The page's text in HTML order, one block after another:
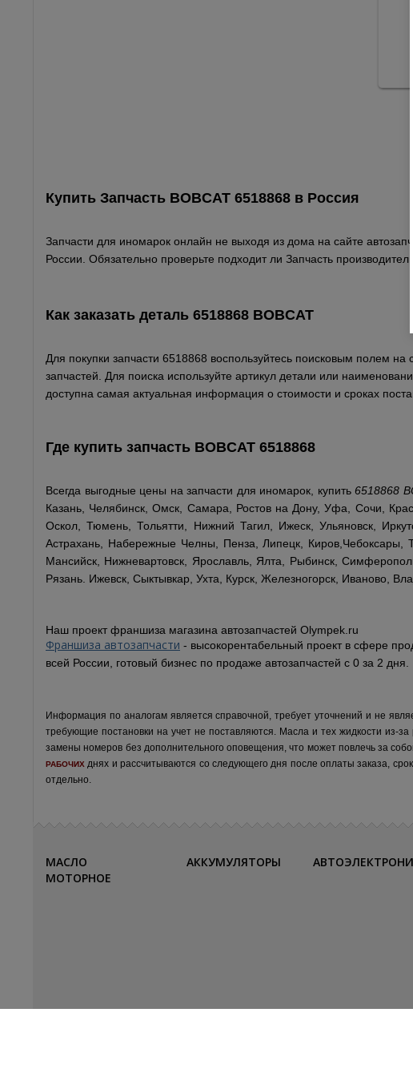
Купить Запчасть BOBCAT 6518868 в Россия
Запчасти для иномарок онлайн не выходя из дома на сайте
России. Обязательно проверьте подходит ли Запчасть производитель
Как заказать деталь 6518868 BOBCAT
Для покупки запчасти 6518868 воспользуйтесь поисковым полем на
запчастей. Для поиска используйте артикул детали или
доступна самая актуальная информация о стоимости и сроках
Где купить запчасть BOBCAT 6518868
Всегда выгодные цены на запчасти для иномарок, купить6518868
Казань, Челябинск, Омск, Самара, Ростов на Дону, Уфа, Сочи,
Оскол, Тюмень, Тольятти, Нижний Тагил, Ижеск, Ульяновск,
Астрахань, Набережные Челны, Пенза, Липецк, Киров,Чебоксары,
Мансийск, Нижневартовск, Ярославль, Ялта, Рыбинск,
Рязань. Ижевск, Сыктывкар, Ухта, Курск, Железногорск, Иваново,
Наш проект франшиза магазина автозапчастей Olympek.ru
Франшиза автозапчасти - высокорентабельный проект в сфере
всей России, готовый бизнес по продаже автозапчастей с 0 за 2 дня.
Информация по аналогам является справочной, требует уточнений и не
требующие постановки на учет не поставляются. Масла и тех жидкости из-
замены номеров без дополнительного оповещения, что может повлечь за
РАБОЧИХ днях и рассчитываются со следующего дня после оплаты заказа,
отдельно.
МАСЛО
МОТОРНОЕ
АККУМУЛЯТОРЫ